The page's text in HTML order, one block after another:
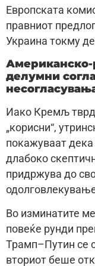
Европската
правниот
Украина токму
Американско-
делумни
Иако Кремљ
„корисни“,
покажуваат
длабоко
придржува до
Во изминатите
повеќе рунди
Трамп–Путин се
вториот беше